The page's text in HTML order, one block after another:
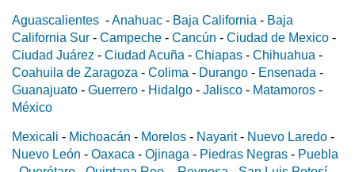
Aguascalientes -Anahuac - Baja California - Baja
California Sur - Campeche - Cancún - Ciudad de Mexico -
Ciudad Juárez - Ciudad Acuña - Chiapas - Chihuahua -
Coahuila de Zaragoza - Colima - Durango - Ensenada -
Guanajuato - Guerrero - Hidalgo - Jalisco - Matamoros -
México
Mexicali - Michoacán - Morelos - Nayarit- Nuevo Laredo -
Nuevo León - Oaxaca - Ojinaga - Piedras Negras - Puebla